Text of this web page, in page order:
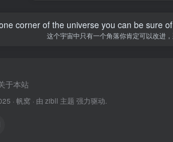
corner of the universe you can be sure
这个宇宙中只有一个角落你肯定可以改进
于本站
· 帆窝 · 由 zibll 主题 强力驱动.